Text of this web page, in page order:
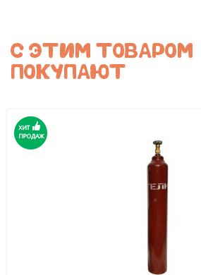
С ЭТИМ ТОВАРОМ
ПОКУПАЮТ